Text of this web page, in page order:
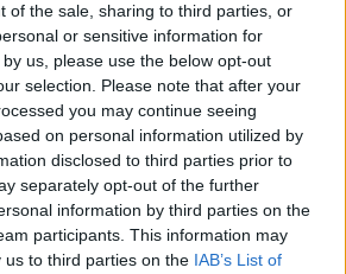
of the sale, sharing to third parties, or
or sensitive information for
us, please use the below opt-out
selection. Please note that after your
you may continue seeing
on personal information utilized by
disclosed to third parties prior to
separately opt-out of the further
information by third parties on the
participants. This information may
us to third parties on the IAB’s List of
Évora identificou um cidadão que se
resíduos...